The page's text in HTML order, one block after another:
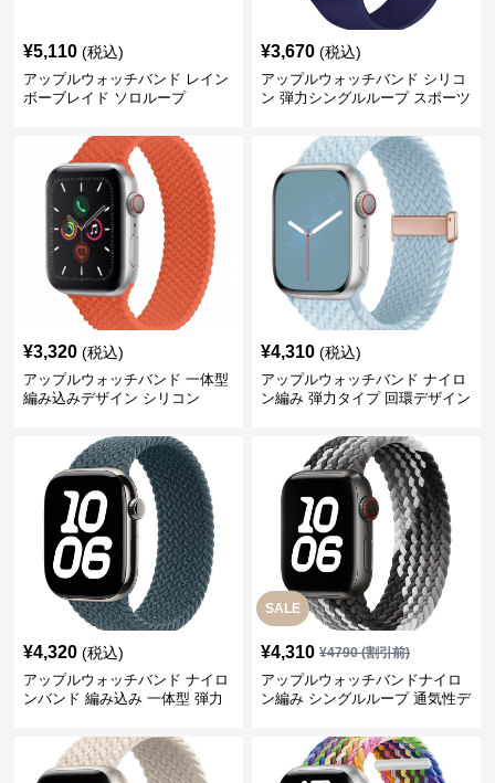
¥5,110 (税込)
アップルウォッチバンド レイン
ボーブレイド ソロループ
¥3,670 (税込)
アップルウォッチバンド シリコ
ン 弾力シングルループ スポーツ
¥3,320 (税込)
アップルウォッチバンド 一体型
編み込みデザイン シリコン
¥4,310 (税込)
アップルウォッチバンド ナイロ
ン編み 弾力タイプ 回環デザイン
¥4,320 (税込)
アップルウォッチバンド ナイロ
ンバンド 編み込み 一体型 弾力
SALE
¥4,310 ¥4790(割引前)
アップルウォッチバンドナイロ
ン編み シングルループ 通気性デ